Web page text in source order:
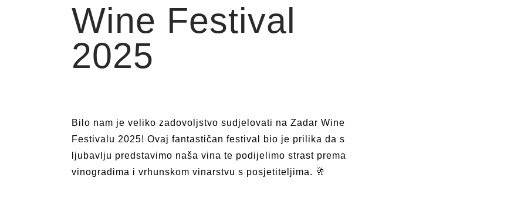
Wine Festival
2025
Bilo nam je veliko zadovoljstvo sudjelovati na Zadar Wine
Festivalu 2025! Ovaj fantastičan festival bio je prilika da s
ljubavlju predstavimo naša vina te podijelimo strast prema
vinogradima i vrhunskom vinarstvu s posjetiteljima. 🥂